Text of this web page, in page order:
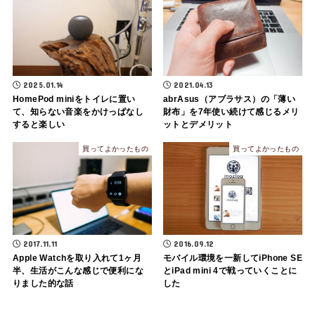
2025.01.14
HomePod miniをトイレに置い
て、知らない音楽をかけっぱなし
すると楽しい
2021.04.13
abrAsus（アブラサス）の「薄い
財布」を7年使い続けて感じるメリ
ットとデメリット
買ってよかったもの
2017.11.11
Apple Watchを取り入れて1ヶ月
半、生活がこんな感じで便利にな
りました的な話
買ってよかったもの
2016.09.12
モバイル環境を一新してiPhone SE
とiPad mini 4で戦っていくことに
した